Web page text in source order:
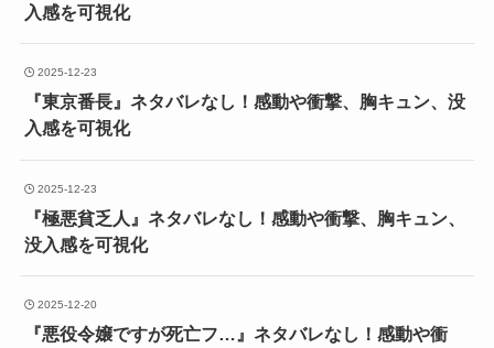
入感を可視化
2025-12-23
『東京番長』ネタバレなし！感動や衝撃、胸キュン、没
入感を可視化
2025-12-23
『極悪貧乏人』ネタバレなし！感動や衝撃、胸キュン、
没入感を可視化
2025-12-20
『悪役令嬢ですが死亡フ…』ネタバレなし！感動や衝